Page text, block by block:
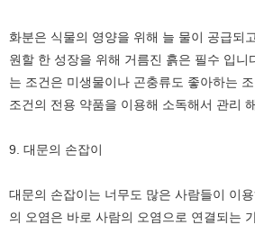
화분은 식물의 영양을 위해 늘 물이 공급되
원할 한 성장을 위해 거름진 흙은 필수 입니
는 조건은 미생물이나 곤충류도 좋아하는
조건의 전용 약품을 이용해 소독해서 관리
9. 대문의 손잡이
대문의 손잡이는 너무도 많은 사람들이 이
의 오염은 바로 사람의 오염으로 연결되는